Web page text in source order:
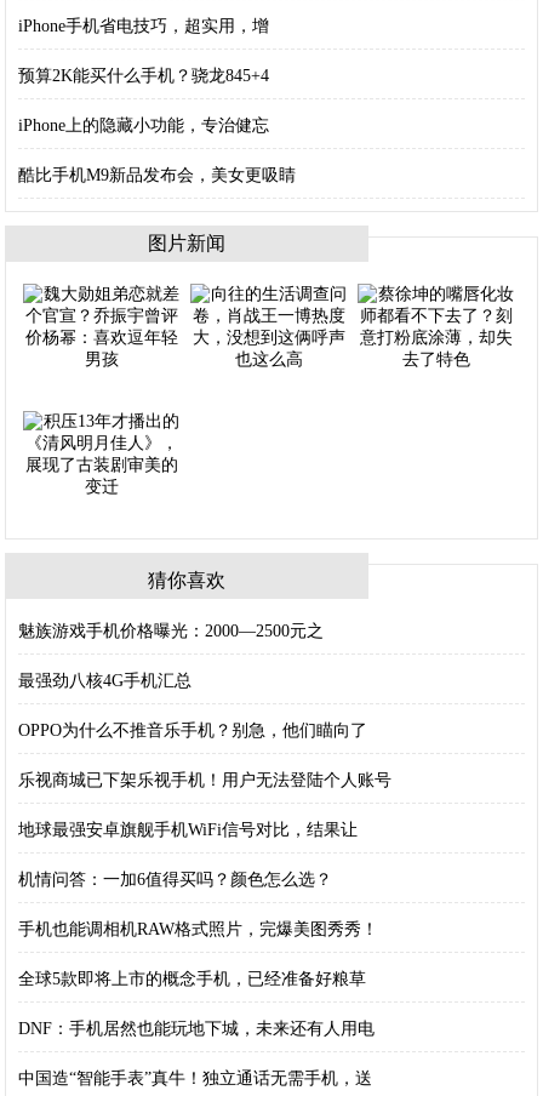
iPhone手机省电技巧，超实用，增
预算2K能买什么手机？骁龙845+4
iPhone上的隐藏小功能，专治健忘
酷比手机M9新品发布会，美女更吸睛
图片新闻
猜你喜欢
魅族游戏手机价格曝光：2000—2500元之
最强劲八核4G手机汇总
OPPO为什么不推音乐手机？别急，他们瞄向了
乐视商城已下架乐视手机！用户无法登陆个人账号
地球最强安卓旗舰手机WiFi信号对比，结果让
机情问答：一加6值得买吗？颜色怎么选？
手机也能调相机RAW格式照片，完爆美图秀秀！
全球5款即将上市的概念手机，已经准备好粮草
DNF：手机居然也能玩地下城，未来还有人用电
中国造“智能手表”真牛！独立通话无需手机，送